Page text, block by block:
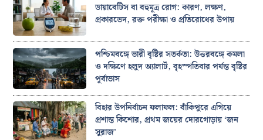
ডায়াবেটিস বা বহুমূত্র রোগ: কারণ, লক্ষণ,
প্রকারভেদ, রক্ত পরীক্ষা ও প্রতিরোধের উপায়
পশ্চিমবঙ্গে ভারী বৃষ্টির সতর্কতা: উত্তরবঙ্গে কমলা
ও দক্ষিণে হলুদ অ্যালার্ট, বৃহস্পতিবার পর্যন্ত বৃষ্টির
পূর্বাভাস
বিহার উপনির্বাচন ফলাফল: বাঁকিপুরে এগিয়ে
প্রশান্ত কিশোর, প্রথম জয়ের দোরগোড়ায় ‘জন
সুরাজ’